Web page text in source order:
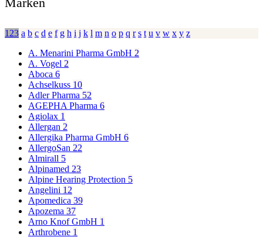
123 a b c d e f g h i j k l m n o p q r s t u v w x y z
A. Menarini Pharma GmbH 2
A. Vogel 2
Aboca 6
Achselkuss 10
Adler Pharma 52
AGEPHA Pharma 6
Agiolax 1
Allergan 2
Allergika Pharma GmbH 6
AllergoSan 22
Almirall 5
Alpinamed 23
Alpine Hearing Protection 5
Angelini 12
Apomedica 39
Apozema 37
Arno Knof GmbH 1
Arthrobene 1